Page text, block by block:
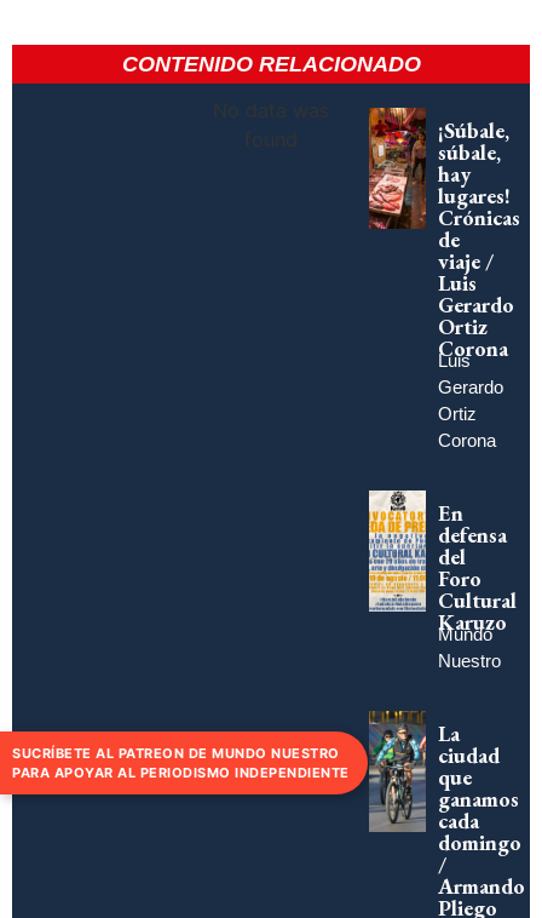
CONTENIDO RELACIONADO
No data was
found
¡Súbale,
súbale,
hay
lugares!
Crónicas
de
viaje /
Luis
Gerardo
Ortiz
Corona
Luis
Gerardo
Ortiz
Corona
En
defensa
del
Foro
Cultural
Karuzo
Mundo
Nuestro
La
ciudad
que
ganamos
cada
domingo
/
Armando
Pliego
SUCRÍBETE AL PATREON DE MUNDO NUESTRO
PARA APOYAR AL PERIODISMO INDEPENDIENTE